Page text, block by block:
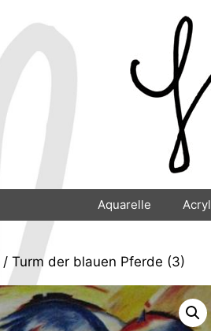
Aquarelle Acryl
/ Turm der blauen Pferde (3)